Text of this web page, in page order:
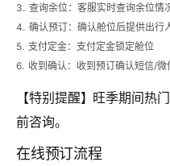
3. 查询余位 ：客服实时查询余位情
4. 确认预订：确认舱位后提供出行
5. 支付定金：支付定金锁定舱位
6. 收到确认 ：收到预订确认短信/微
【特别提醒】 旺季期间热
前咨询。
在线预订流程